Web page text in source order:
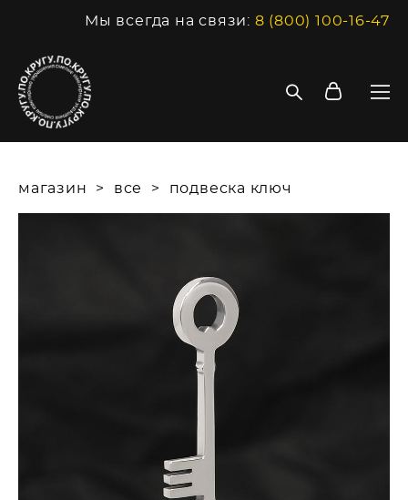
Мы всегда на связи: 8 (800) 100-16-47
магазин > все > подвеска ключ